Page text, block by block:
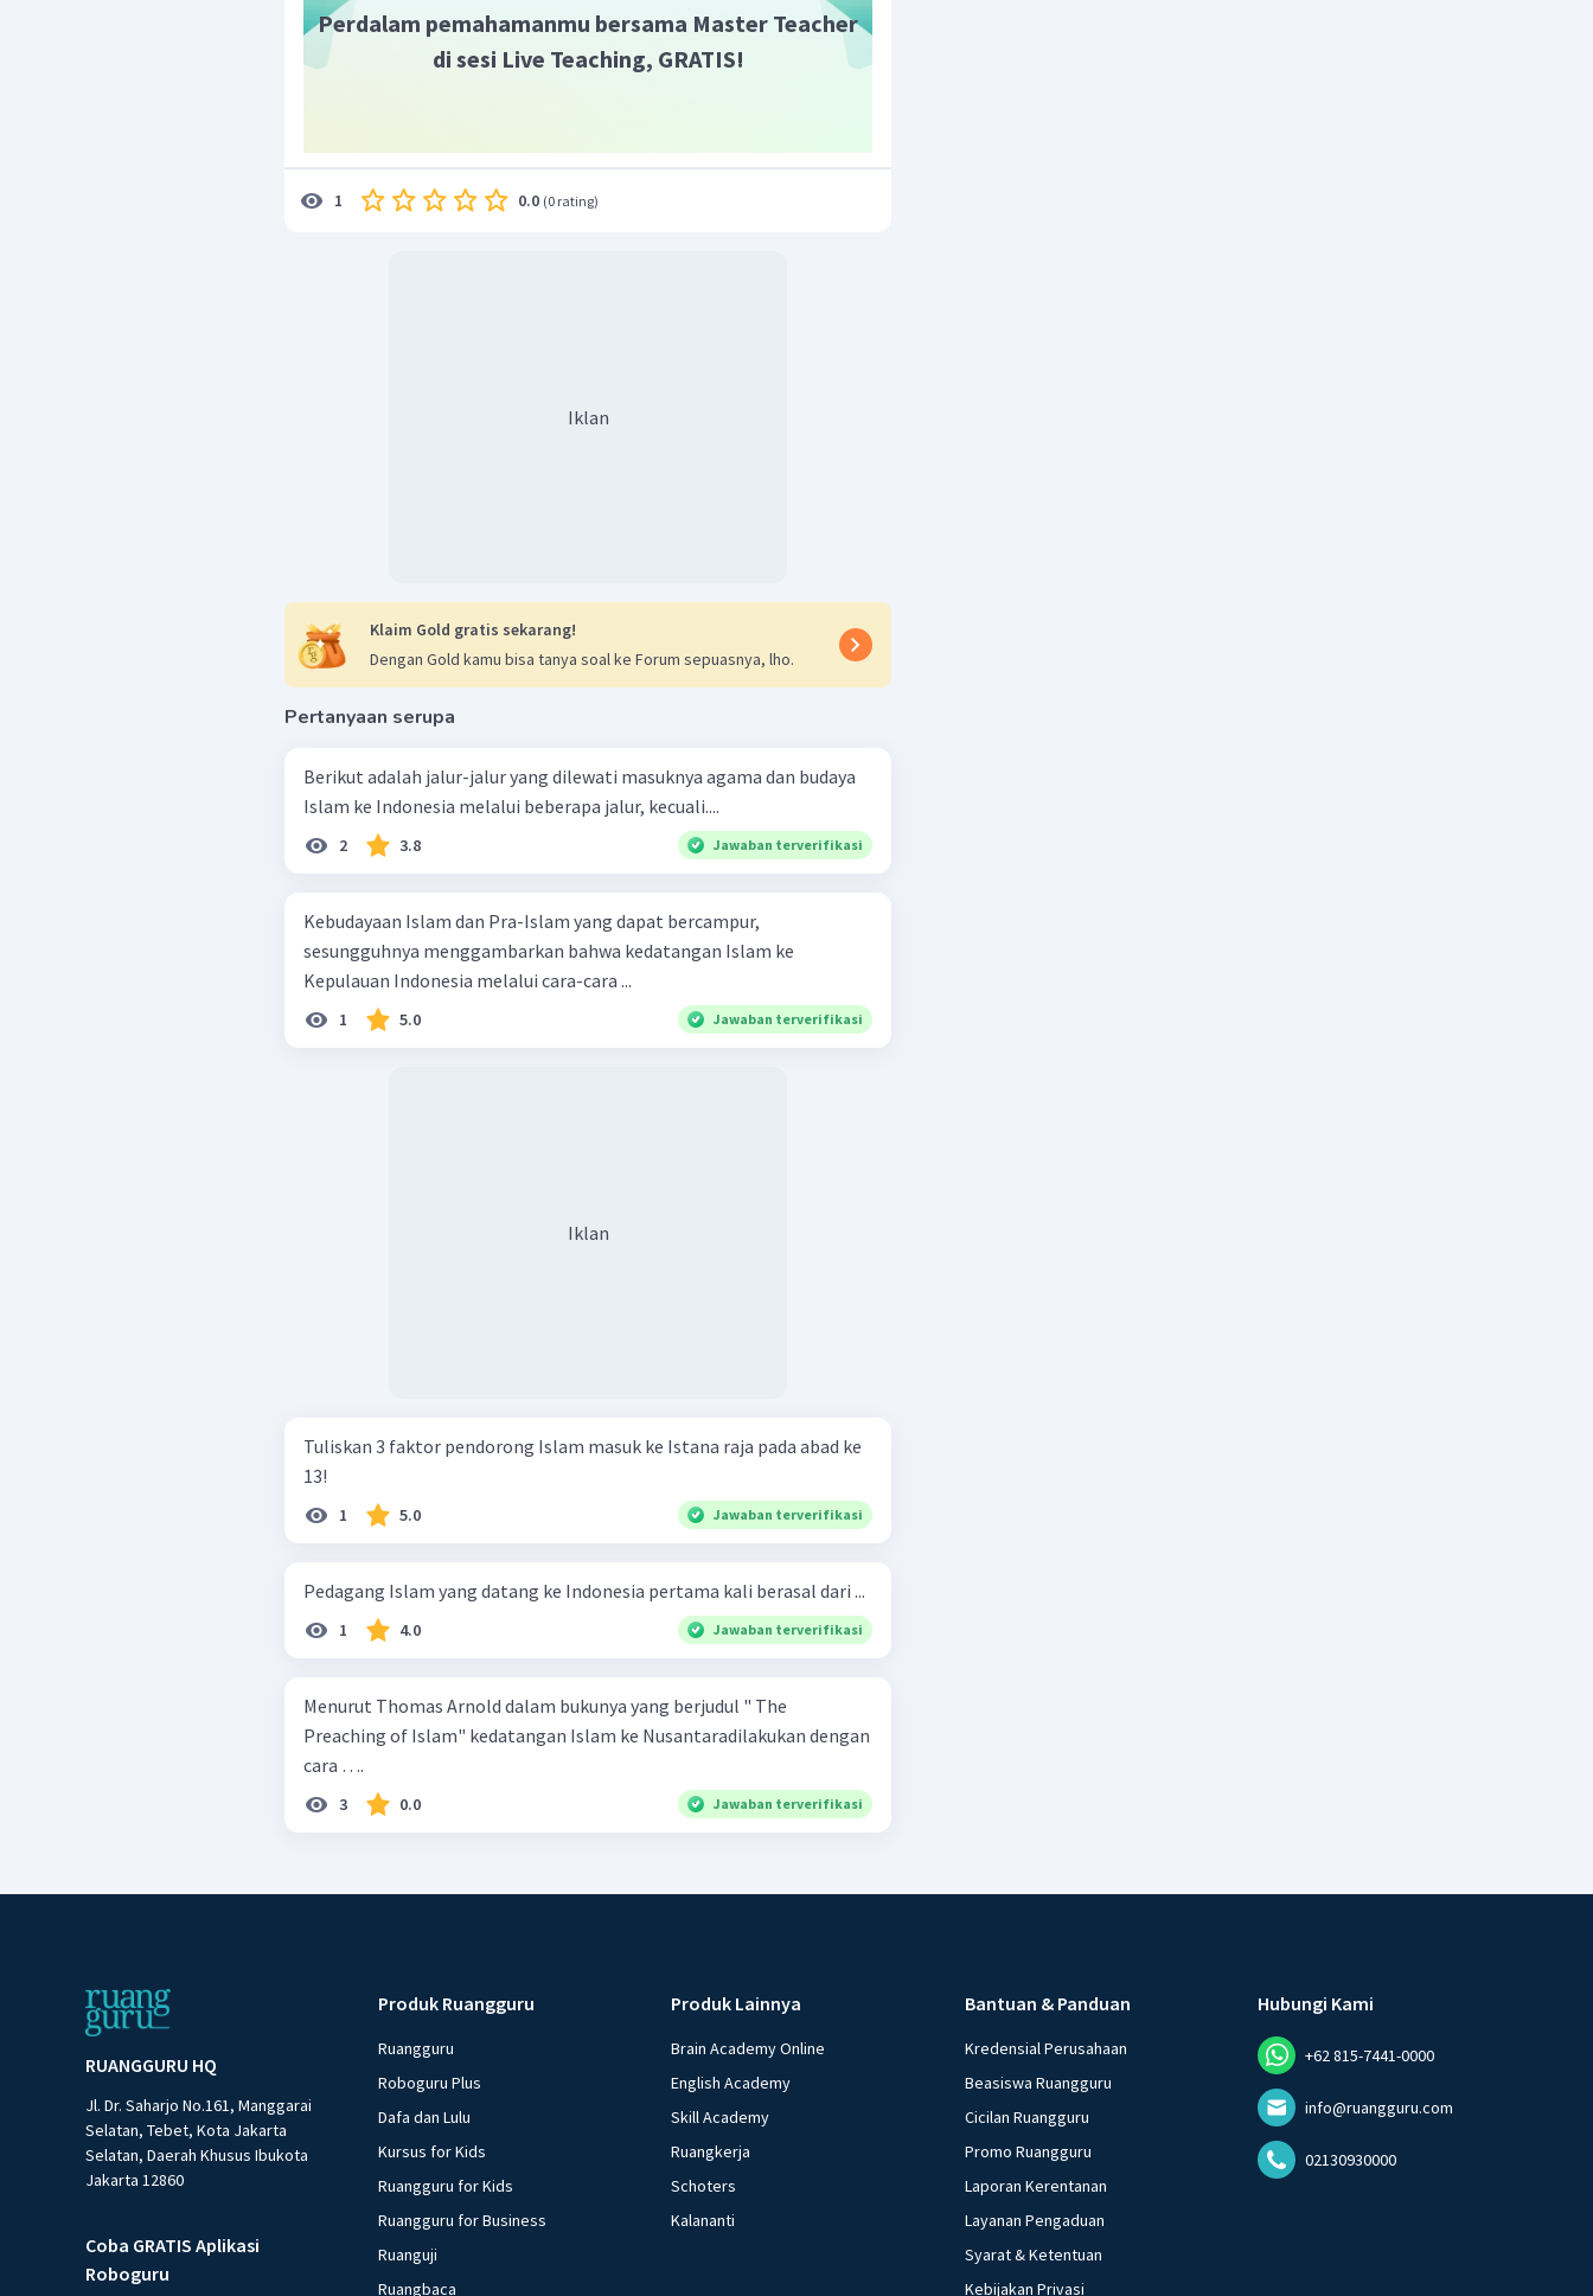
Perdalam pemahamanmu bersama Master Teacher
di sesi Live Teaching, GRATIS!
1 0.0 (0 rating)
Iklan
Klaim Gold gratis sekarang!
Dengan Gold kamu bisa tanya soal ke Forum sepuasnya, lho.
Pertanyaan serupa
Berikut adalah jalur-jalur yang dilewati masuknya agama dan budaya
Islam ke Indonesia melalui beberapa jalur, kecuali....
2 3.8 Jawaban terverifikasi
Kebudayaan Islam dan Pra-Islam yang dapat bercampur,
sesungguhnya menggambarkan bahwa kedatangan Islam ke
Kepulauan Indonesia melalui cara-cara ...
1 5.0 Jawaban terverifikasi
Iklan
Tuliskan 3 faktor pendorong Islam masuk ke Istana raja pada abad ke
13!
1 5.0 Jawaban terverifikasi
Pedagang Islam yang datang ke Indonesia pertama kali berasal dari ...
1 4.0 Jawaban terverifikasi
Menurut Thomas Arnold dalam bukunya yang berjudul " The
Preaching of Islam" kedatangan Islam ke Nusantaradilakukan dengan
cara ….
3 0.0 Jawaban terverifikasi
RUANGGURU HQ
Jl. Dr. Saharjo No.161, Manggarai
Selatan, Tebet, Kota Jakarta
Selatan, Daerah Khusus Ibukota
Jakarta 12860
Coba GRATIS Aplikasi
Roboguru
Produk Ruangguru
Ruangguru
Roboguru Plus
Dafa dan Lulu
Kursus for Kids
Ruangguru for Kids
Ruangguru for Business
Ruanguji
Ruangbaca
Produk Lainnya
Brain Academy Online
English Academy
Skill Academy
Ruangkerja
Schoters
Kalananti
Bantuan & Panduan
Kredensial Perusahaan
Beasiswa Ruangguru
Cicilan Ruangguru
Promo Ruangguru
Laporan Kerentanan
Layanan Pengaduan
Syarat & Ketentuan
Kebijakan Privasi
Hubungi Kami
+62 815-7441-0000
info@ruangguru.com
02130930000